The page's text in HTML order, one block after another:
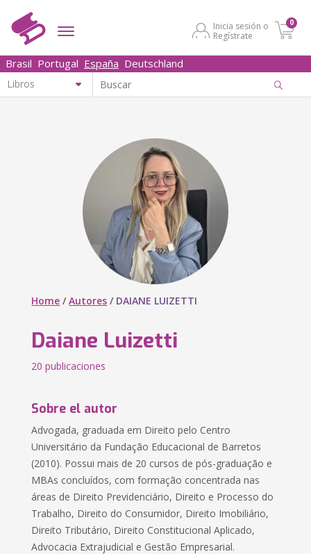
Inicia sesión o
Regístrate
0
Brasil Portugal España Deutschland
Home /Autores / DAIANE LUIZETTI
Daiane Luizetti
20 publicaciones
Sobre el autor
Advogada, graduada em Direito pelo Centro
Universitário da Fundação Educacional de Barretos
(2010). Possui mais de 20 cursos de pós-graduação e
MBAs concluídos, com formação concentrada nas
áreas de Direito Previdenciário, Direito e Processo do
Trabalho, Direito do Consumidor, Direito Imobiliário,
Direito Tributário, Direito Constitucional Aplicado,
Advocacia Extrajudicial e Gestão Empresarial.